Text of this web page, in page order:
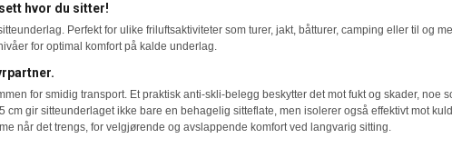
hvor du sitter!
Perfekt for ulike friluftsaktiviteter som turer, jakt, båtturer, camping eller til og
for optimal komfort på kalde underlag.
for smidig transport. Et praktisk anti-skli-belegg beskytter det mot fukt og skader, noe
gir sitteunderlaget ikke bare en behagelig sitteflate, men isolerer også effektivt mot
når det trengs, for velgjørende og avslappende komfort ved langvarig sitting.